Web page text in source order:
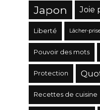
Japon Joie
Liberté Lâcher-
Pouvoir des mots
Protection
Recettes de cuisine